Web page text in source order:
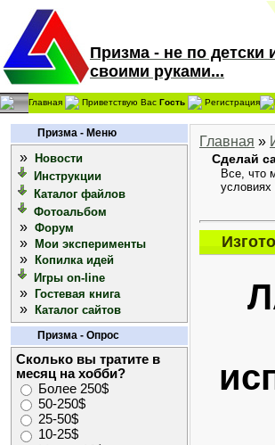
Призма - не по детски
своими руками...
Главная Приветствую Вас Гость Регистрация
Призма - Меню
»
Новости
Инструкции
Каталог файлов
Фотоальбом
» Форум
» Мои эксперименты
»
Копилка идей
Игры on-line
» Гостевая книга
» Каталог сайтов
Призма - Опрос
Сколько вы тратите в
месяц на хобби?
Более 250$
50-250$
25-50$
10-25$
Главная »
Сделай
Все, что
условиях